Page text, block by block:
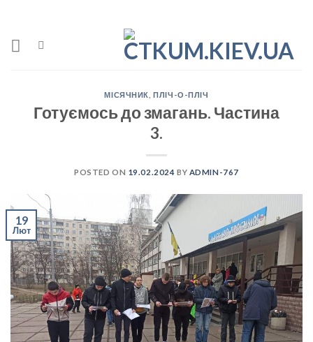
content
МІСЯЧНИК ,ПЛІЧ-О-ПЛІЧ
Готуємось до змагань. Частина
3.
POSTED ON 19.02.2024 BY ADMIN-767
19
Лют